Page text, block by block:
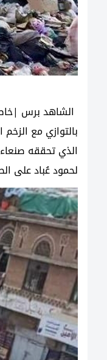
الشاهد برس
بالتوازي مع الزخم
الذي تحققه
لحمود عُباد على